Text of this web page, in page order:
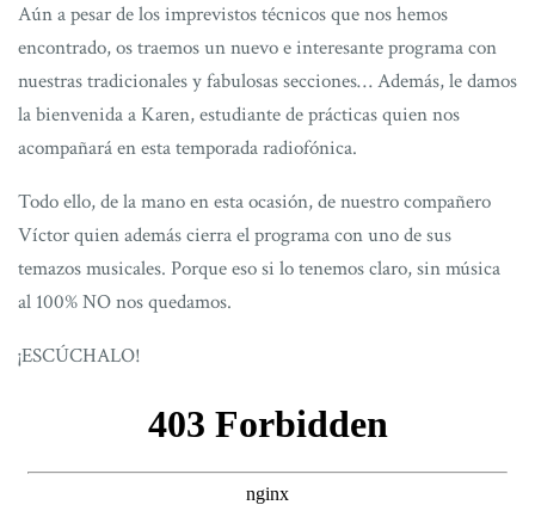
Aún a pesar de los imprevistos técnicos que nos hemos
encontrado, os traemos un nuevo e interesante programa con
nuestras tradicionales y fabulosas secciones… Además, le damos
la bienvenida a Karen, estudiante de prácticas quien nos
acompañará en esta temporada radiofónica.
Todo ello, de la mano en esta ocasión, de nuestro compañero
Víctor quien además cierra el programa con uno de sus
temazos musicales. Porque eso si lo tenemos claro, sin música
al 100% NO nos quedamos.
¡ESCÚCHALO!